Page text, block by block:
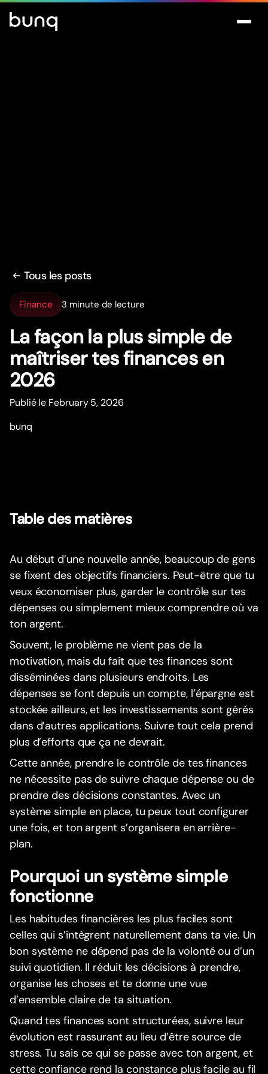
Tous les posts
Finance 3 minute de lecture
La façon la plus simple de
maîtriser tes finances en
2026
Publié le February 5, 2026
bunq
Table des matières
Au début d’une nouvelle année, beaucoup de gens
se fixent des objectifs financiers. Peut-être que tu
veux économiser plus, garder le contrôle sur tes
dépenses ou simplement mieux comprendre où va
ton argent.
Souvent, le problème ne vient pas de la
motivation, mais du fait que tes finances sont
disséminées dans plusieurs endroits. Les
dépenses se font depuis un compte, l’épargne est
stockée ailleurs, et les investissements sont gérés
dans d’autres applications. Suivre tout cela prend
plus d’efforts que ça ne devrait.
Cette année, prendre le contrôle de tes finances
ne nécessite pas de suivre chaque dépense ou de
prendre des décisions constantes. Avec un
système simple en place, tu peux tout configurer
une fois, et ton argent s’organisera en arrière-
plan.
Pourquoi un système simple
fonctionne
Les habitudes financières les plus faciles sont
celles qui s’intègrent naturellement dans ta vie. Un
bon système ne dépend pas de la volonté ou d’un
suivi quotidien. Il réduit les décisions à prendre,
organise les choses et te donne une vue
d’ensemble claire de ta situation.
Quand tes finances sont structurées, suivre leur
évolution est rassurant au lieu d’être source de
stress. Tu sais ce qui se passe avec ton argent, et
cette confiance rend la constance plus facile au fil